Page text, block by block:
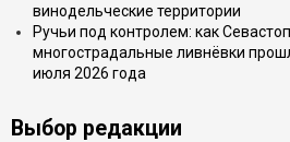
винодельческие территории
Ручьи под контролем: как
многострадальные ливнёвки
июля 2026 года
Выбор редакции